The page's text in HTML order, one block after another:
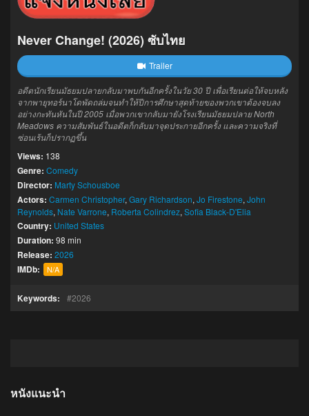
Never Change! (2026) ซับไทย
Trailer
อดีตนักเรียนมัธยมปลายกลับมาพบกันอีกครั้งในวัย 30 ปี เพื่อเรียนต่อให้จบหลัง
จากพายุทอร์นาโดพัดถล่มจนทำให้ปีการศึกษาสุดท้ายของพวกเขาต้องจบลง
อย่างกะทันหันในปี 2005 เมื่อพวกเขากลับมายังโรงเรียนมัธยมปลาย North
Meadows ความสัมพันธ์ในอดีตก็กลับมาจุดประกายอีกครั้ง และความจริงที่
ซ่อนเร้นก็ปรากฏขึ้น
Views: 138
Genre: Comedy
Director: Marty Schousboe
Actors: Carmen Christopher,Gary Richardson,Jo Firestone,John
Reynolds, Nate Varrone, Roberta Colindrez,Sofia Black-D'Elia
Country: United States
Duration: 98 min
Release: 2026
IMDb: N/A
Keywords: 2026
หนังแนะนำ